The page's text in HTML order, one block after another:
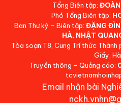
Tổng Biên tập: ĐOÀN
Phó Tổng Biên tập:
Ban Thư ký - Biên tập: ĐẶNG
HÀ, NHẬT
Tòa soạn:T8, Cung Trí thức Thành
Giấy, Hà
Truyền thông - Quảng cáo:
Email nhận bài